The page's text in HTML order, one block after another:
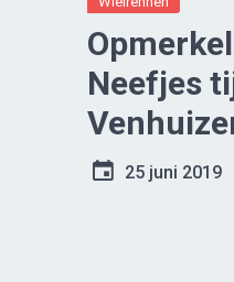
Neefjes
25 juni 2019